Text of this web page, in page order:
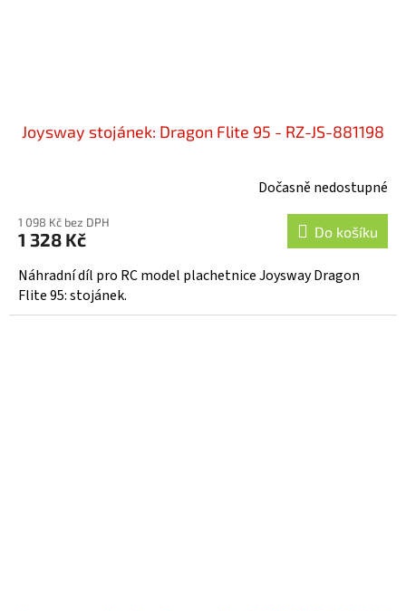
Joysway stojánek: Dragon Flite 95 - RZ-JS-881198
Dočasně nedostupné
1 098 Kč bez DPH
1 328 Kč Do košíku
Náhradní díl pro RC model plachetnice Joysway Dragon
Flite 95: stojánek.